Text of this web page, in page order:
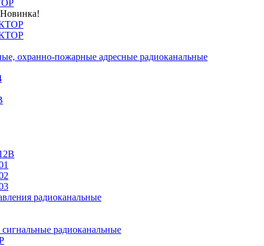
Новинка!
охранно-пожарные адресные радиоканальные
радиоканальные
радиоканальные